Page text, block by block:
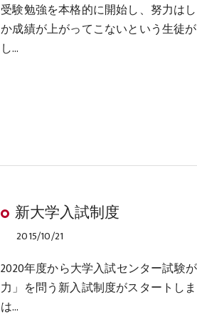
受験勉強を本格的に開始し、努力は
か成績が上がってこないという生徒
し…
新大学入試制度
2015/10/21
2020年度から大学入試センター試験
力」を問う新入試制度がスタートし
は…